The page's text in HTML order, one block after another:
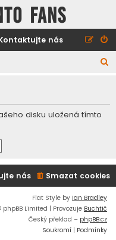
FANS
nás
d
disku uložená tímto
Smazat cookies
nás
Flat Style by Ian Bradley
Limited | Provozuje Buchtič
Český překlad – phpBB.cz
Soukromí | Podmínky